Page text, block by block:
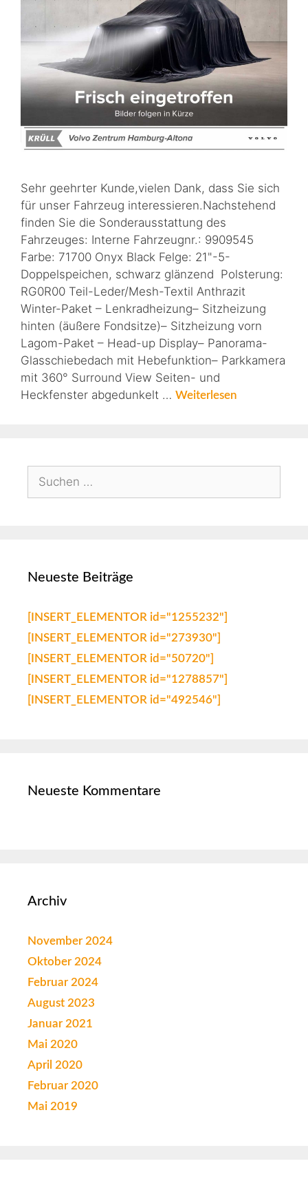
Sehr geehrter Kunde,vielen Dank, dass Sie sich
für unser Fahrzeug interessieren.Nachstehend
finden Sie die Sonderausstattung des
Fahrzeuges: Interne Fahrzeugnr.: 9909545
Farbe: 71700 Onyx Black Felge: 21"-5-
Doppelspeichen, schwarz glänzend Polsterung:
RG0R00 Teil-Leder/Mesh-Textil Anthrazit
Winter-Paket – Lenkradheizung– Sitzheizung
hinten (äußere Fondsitze)– Sitzheizung vorn
Lagom-Paket – Head-up Display– Panorama-
Glasschiebedach mit Hebefunktion– Parkkamera
mit 360° Surround View Seiten- und
Heckfenster abgedunkelt … Weiterlesen
Neueste Beiträge
[INSERT_ELEMENTOR id="1255232"]
[INSERT_ELEMENTOR id="273930"]
[INSERT_ELEMENTOR id="50720"]
[INSERT_ELEMENTOR id="1278857"]
[INSERT_ELEMENTOR id="492546"]
Neueste Kommentare
Archiv
November 2024
Oktober 2024
Februar 2024
August 2023
Januar 2021
Mai 2020
April 2020
Februar 2020
Mai 2019